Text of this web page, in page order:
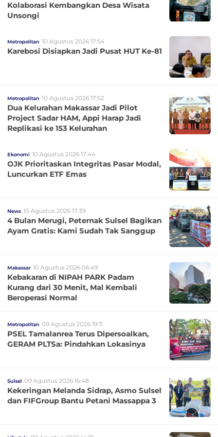
Kolaborasi Kembangkan Desa Wisata
Unsongi
Metropolitan 10 Agustus 2026 17:54
Karebosi Disiapkan Jadi Pusat HUT Ke-81
Metropolitan 10 Agustus 2026 17:52
Dua Kelurahan Makassar Jadi Pilot
Project Sadar HAM, Appi Harap Jadi
Replikasi ke 153 Kelurahan
Ekonomi 10 Agustus 2026 17:44
OJK Prioritaskan Integritas Pasar Modal,
Luncurkan ETF Emas
News 10 Agustus 2026 17:39
4 Bulan Merugi, Peternak Sulsel Bagikan
Ayam Gratis: Kami Sudah Tak Sanggup
Makassar 10 Agustus 2026 06:49
Kebakaran di NIPAH PARK Padam
Kurang dari 30 Menit, Mal Kembali
Beroperasi Normal
Metropolitan 09 Agustus 2026 19:11
PSEL Tamalanrea Terus Dipersoalkan,
GERAM PLTSa: Pindahkan Lokasinya
Sulsel 09 Agustus 2026 16:48
Kekeringan Melanda Sidrap, Asmo Sulsel
dan FIFGroup Bantu Petani Massappa 3